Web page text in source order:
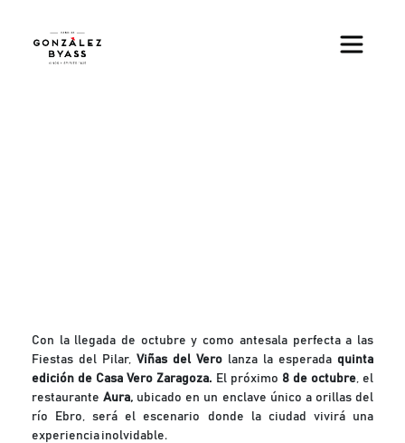
Con la llegada de octubre y como antesala perfecta a las
Fiestas del Pilar, Viñas del Vero lanza la esperada quinta
edición de Casa Vero Zaragoza. El próximo 8 de octubre, el
restaurante Aura, ubicado en un enclave único a orillas del
río Ebro, será el escenario donde la ciudad vivirá una
experiencia inolvidable.